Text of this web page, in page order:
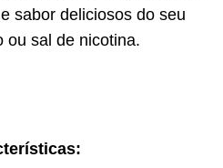
sabor deliciosos do seu
ou sal de nicotina.